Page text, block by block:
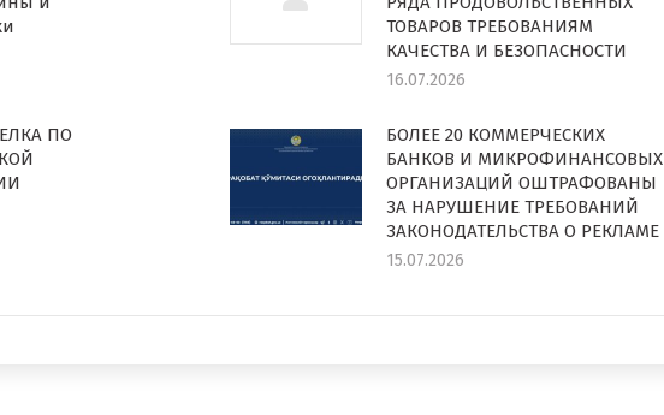
ТОВАРОВ ТРЕБОВАНИЯМ
КАЧЕСТВА И БЕЗОПАСНОСТИ
16.07.2026
ПО
БОЛЕЕ 20 КОММЕРЧЕСКИХ
БАНКОВ И МИКРОФИНАНСОВЫХ
ОРГАНИЗАЦИЙ ОШТРАФОВАНЫ
ЗА НАРУШЕНИЕ ТРЕБОВАНИЙ
ЗАКОНОДАТЕЛЬСТВА О РЕКЛАМЕ
15.07.2026